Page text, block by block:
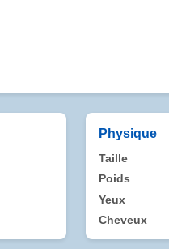
Physique
Taille
Poids
Yeux
Cheveux